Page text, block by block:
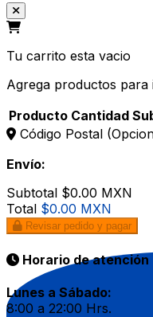
Tu carrito esta vacio
Agrega productos para
Producto Cantidad
Código Postal
Envío:
Subtotal $0.00 MXN
Total $0.00 MXN
Revisar pedido y pagar
Horario de atención
Lunes a Sábado:
8:00 a 22:00 Hrs.